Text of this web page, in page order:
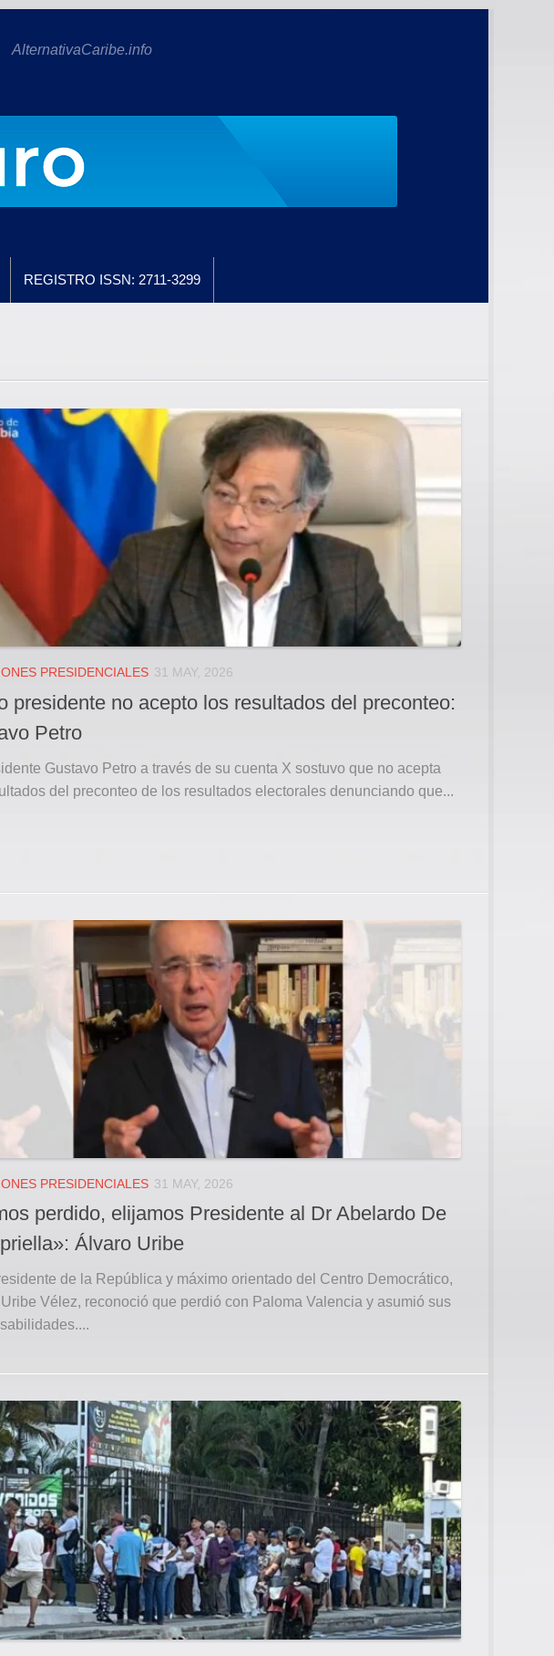
AlternativaCaribe.info
REGISTRO ISSN: 2711-3299
PRESIDENCIALES 31 MAY, 2026
presidente no acepto los resultados del preconteo:
Petro
Gustavo Petro a través de su cuenta X sostuvo que no acepta
del preconteo de los resultados electorales denunciando que...
PRESIDENCIALES 31 MAY, 2026
perdido, elijamos Presidente al Dr Abelardo De
Álvaro Uribe
de la República y máximo orientado del Centro Democrático,
Vélez, reconoció que perdió con Paloma Valencia y asumió sus